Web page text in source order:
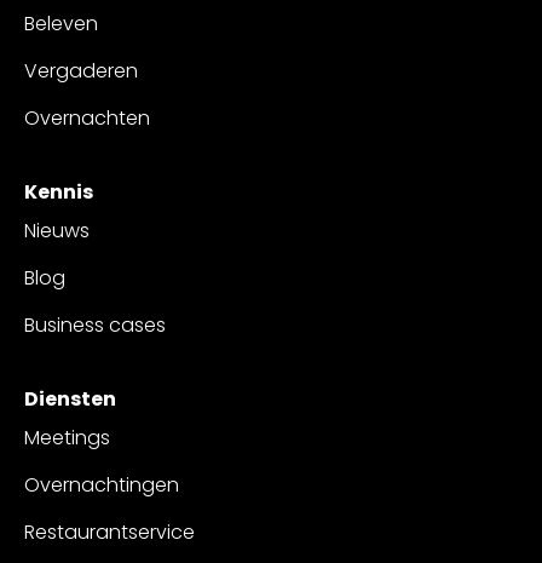
Beleven
Vergaderen
Overnachten
Kennis
Nieuws
Blog
Business cases
Diensten
Meetings
Overnachtingen
Restaurantservice